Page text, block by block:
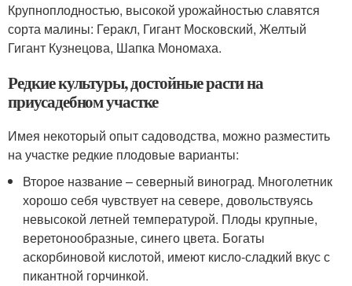
Крупноплодностью, высокой урожайностью славятся
сорта малины: Геракл, Гигант Московский, Желтый
Гигант Кузнецова, Шапка Мономаха.
Редкие культуры, достойные расти на
приусадебном участке
Имея некоторый опыт садоводства, можно разместить
на участке редкие плодовые варианты:
Второе название – северный виноград. Многолетник
хорошо себя чувствует на севере, довольствуясь
невысокой летней температурой. Плоды крупные,
веретонообразные, синего цвета. Богаты
аскорбиновой кислотой, имеют кисло-сладкий вкус с
пикантной горчинкой.